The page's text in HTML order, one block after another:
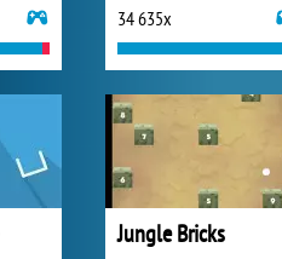
34 635x
Jungle Bricks